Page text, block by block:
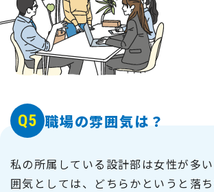
Q5 職場の雰囲気は？
私の所属している設計部は女性が多
囲気としては、どちらかというと落